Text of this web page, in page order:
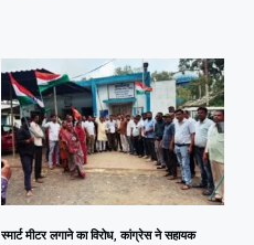
स्मार्ट मीटर लगाने का विरोध, कांग्रेस ने सहायक